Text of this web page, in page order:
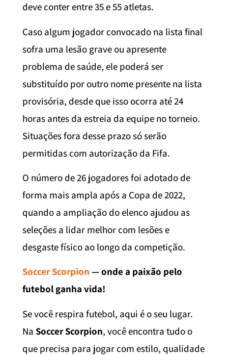
deve conter entre 35 e 55 atletas.
Caso algum jogador convocado na lista final
sofra uma lesão grave ou apresente
problema de saúde, ele poderá ser
substituído por outro nome presente na lista
provisória, desde que isso ocorra até 24
horas antes da estreia da equipe no torneio.
Situações fora desse prazo só serão
permitidas com autorização da Fifa.
O número de 26 jogadores foi adotado de
forma mais ampla após a Copa de 2022,
quando a ampliação do elenco ajudou as
seleções a lidar melhor com lesões e
desgaste físico ao longo da competição.
Soccer Scorpion — onde a paixão pelo
futebol ganha vida!
Se você respira futebol, aqui é o seu lugar.
Na Soccer Scorpion, você encontra tudo o
que precisa para jogar com estilo, qualidade